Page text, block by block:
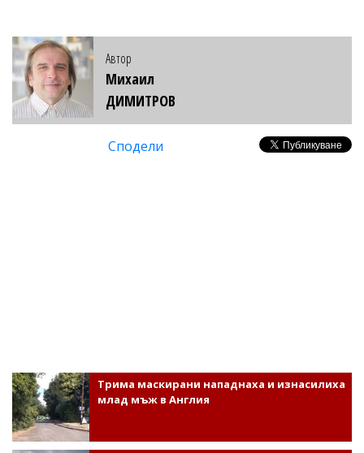
Автор
Михаил
ДИМИТРОВ
Сподели
Трима маскирани нападнаха и изнасилиха
млад мъж в Англия